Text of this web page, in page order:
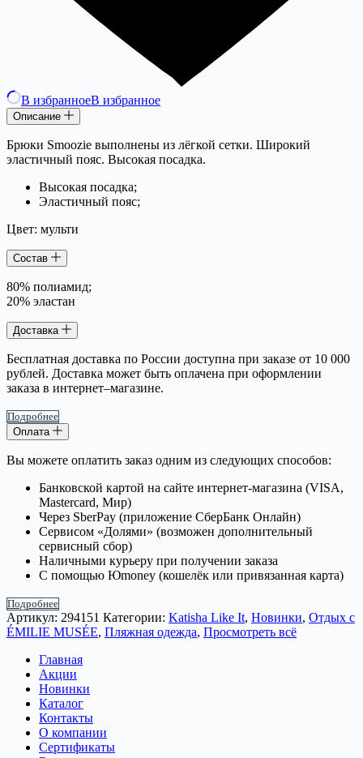
В избранноеВ избранное
Описание
Брюки Smoozie выполнены из лёгкой сетки. Широкий
эластичный пояс. Высокая посадка.
Высокая посадка;
Эластичный пояс;
Цвет: мульти
Состав
80% полиамид;
20% эластан
Доставка
Бесплатная доставка по России доступна при заказе от 10 000
рублей. Доставка может быть оплачена при оформлении
заказа в интернет–магазине.
Подробнее
Оплата
Вы можете оплатить заказ одним из следующих способов:
Банковской картой на сайте интернет-магазина (VISA,
Mastercard, Мир)
Через SberPay (приложение СберБанк Онлайн)
Сервисом «Долями» (возможен дополнительный
сервисный сбор)
Наличными курьеру при получении заказа
С помощью Юmoney (кошелёк или привязанная карта)
Подробнее
Артикул: 294151 Категории: Katisha Like It, Новинки, Отдых с
ÉMILIE MUSÉE, Пляжная одежда, Просмотреть всё
Главная
Акции
Новинки
Каталог
Контакты
О компании
Сертификаты